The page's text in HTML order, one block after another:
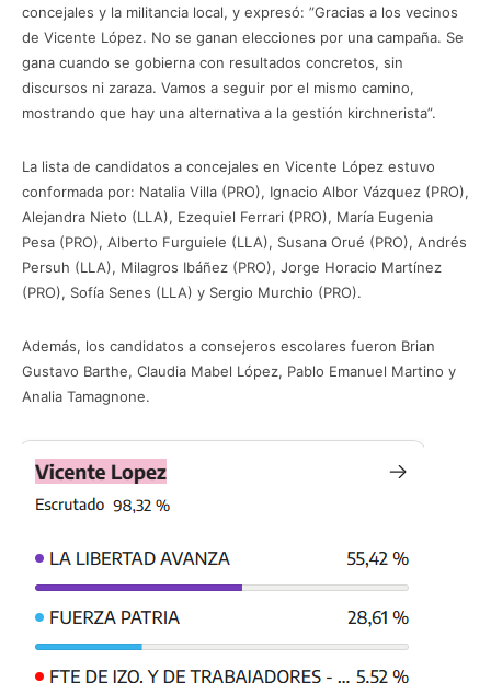
concejales y la militancia local, y expresó: ”Gracias a los vecinos
de Vicente López. No se ganan elecciones por una campaña. Se
gana cuando se gobierna con resultados concretos, sin
discursos ni zaraza. Vamos a seguir por el mismo camino,
mostrando que hay una alternativa a la gestión kirchnerista”.
La lista de candidatos a concejales en Vicente López estuvo
conformada por: Natalia Villa (PRO), Ignacio Albor Vázquez (PRO),
Alejandra Nieto (LLA), Ezequiel Ferrari (PRO), María Eugenia
Pesa (PRO), Alberto Furguiele (LLA), Susana Orué (PRO), Andrés
Persuh (LLA), Milagros Ibáñez (PRO), Jorge Horacio Martínez
(PRO), Sofía Senes (LLA) y Sergio Murchio (PRO).
Además, los candidatos a consejeros escolares fueron Brian
Gustavo Barthe, Claudia Mabel López, Pablo Emanuel Martino y
Analia Tamagnone.